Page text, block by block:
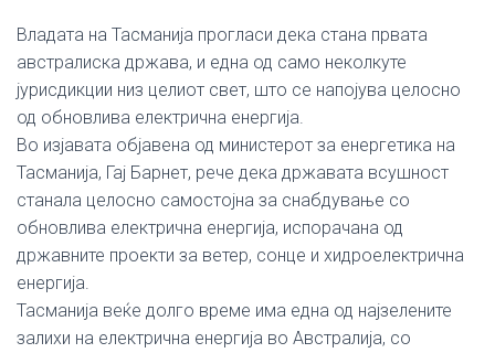
Владата на Тасманија прогласи дека стана првата
австралиска држава, и една од само неколкуте
јурисдикции низ целиот свет, што се напојува целосно
од обновлива електрична енергија.
Во изјавата објавена од министерот за енергетика на
Тасманија, Гај Барнет, рече дека државата всушност
станала целосно самостојна за снабдување со
обновлива електрична енергија, испорачана од
државните проекти за ветер, сонце и хидроелектрична
енергија.
Тасманија веќе долго време има една од најзелените
залихи на електрична енергија во Австралија, со